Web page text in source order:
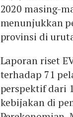
2020 masing-
menunjukkan
provinsi di
Laporan riset
terhadap 71
perspektif dari
kebijakan di